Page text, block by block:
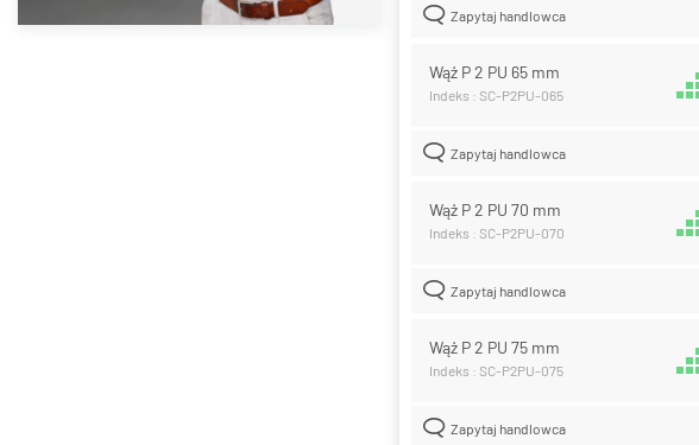
Zapytaj handlowca
Wąż P 2 PU 65 mm
Indeks : SC-P2PU-065
Zapytaj handlowca
Wąż P 2 PU 70 mm
Indeks : SC-P2PU-070
Zapytaj handlowca
Wąż P 2 PU 75 mm
Indeks : SC-P2PU-075
Zapytaj handlowca